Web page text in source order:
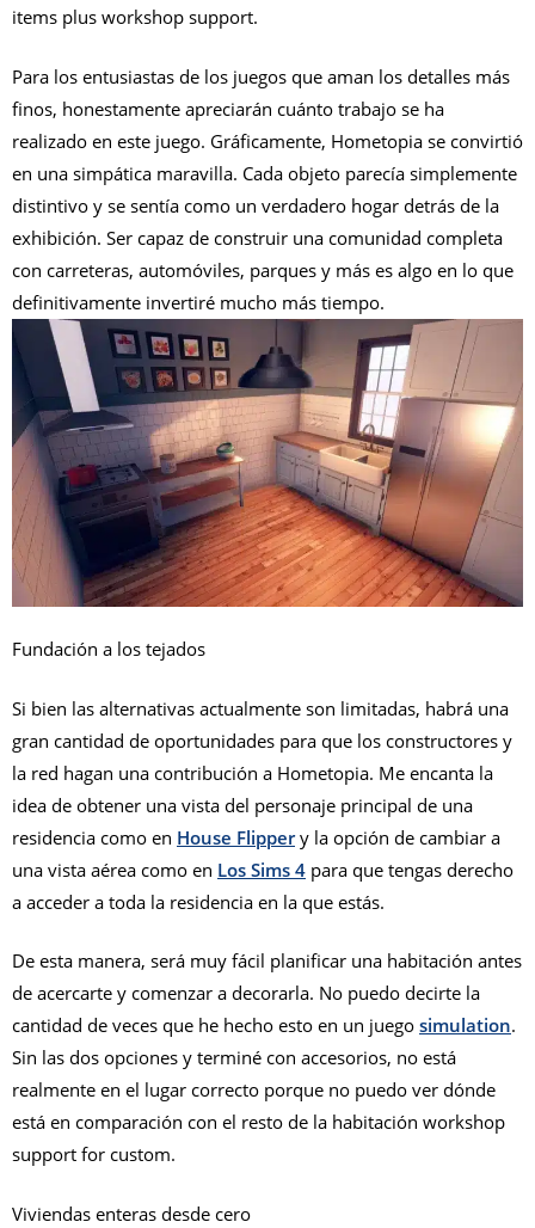
items plus workshop support.
Para los entusiastas de los juegos que aman los detalles más
finos, honestamente apreciarán cuánto trabajo se ha
realizado en este juego. Gráficamente, Hometopia se convirtió
en una simpática maravilla. Cada objeto parecía simplemente
distintivo y se sentía como un verdadero hogar detrás de la
exhibición. Ser capaz de construir una comunidad completa
con carreteras, automóviles, parques y más es algo en lo que
definitivamente invertiré mucho más tiempo.
Fundación a los tejados
Si bien las alternativas actualmente son limitadas, habrá una
gran cantidad de oportunidades para que los constructores y
la red hagan una contribución a Hometopia. Me encanta la
idea de obtener una vista del personaje principal de una
residencia como en House Flippery la opción de cambiar a
una vista aérea como en Los Sims 4 para que tengas derecho
a acceder a toda la residencia en la que estás.
De esta manera, será muy fácil planificar una habitación antes
de acercarte y comenzar a decorarla. No puedo decirte la
cantidad de veces que he hecho esto en un juego simulation.
Sin las dos opciones y terminé con accesorios, no está
realmente en el lugar correcto porque no puedo ver dónde
está en comparación con el resto de la habitación workshop
support for custom.
Viviendas enteras desde cero